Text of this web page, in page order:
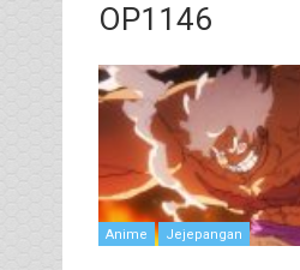
OP1146
Anime Jejepangan